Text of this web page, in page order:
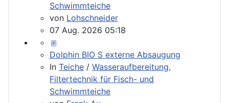
Schwimmteiche
von Lohschneider
07 Aug. 2026 05:18
Dolphin BIO S externe Absaugung
In Teiche / Wasseraufbereitung,
Filtertechnik für Fisch- und
Schwimmteiche